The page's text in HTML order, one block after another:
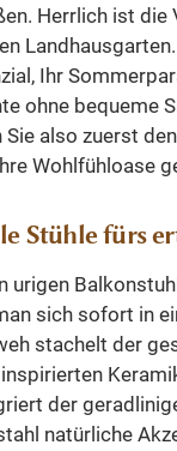
Herrlich ist
Ihr
ohne bequeme
Sie also zuerst
Wohlfühloase
Stühle fürs
urigen
sich sofort in
stachelt der
der
natürliche